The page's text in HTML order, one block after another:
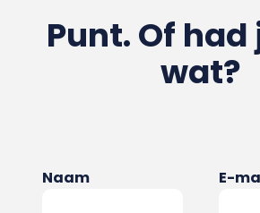
Punt. Of
wat?
Naam E-